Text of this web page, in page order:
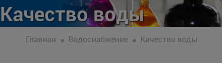
Качество воды
Главная Водоснабжение Качество воды